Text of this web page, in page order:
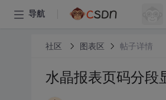
导航
社区 图表区 帖子详情
水晶报表页码分段